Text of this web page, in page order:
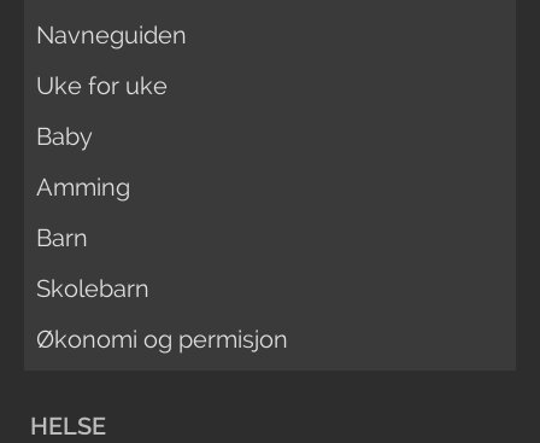
Navneguiden
Uke for uke
Baby
Amming
Barn
Skolebarn
Økonomi og permisjon
HELSE